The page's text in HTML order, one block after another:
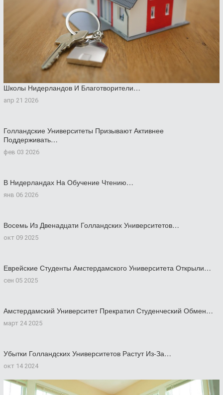
Школы Нидерландов И Благотворители…
апр 21 2026
Голландские Университеты Призывают Активнее
Поддерживать…
фев 03 2026
В Нидерландах На Обучение Чтению…
янв 06 2026
Восемь Из Двенадцати Голландских Университетов…
окт 09 2025
Еврейские Студенты Амстердамского Университета Открыли…
сен 05 2025
Амстердамский Университет Прекратил Студенческий Обмен…
март 24 2025
Убытки Голландских Университетов Растут Из-За…
окт 14 2024